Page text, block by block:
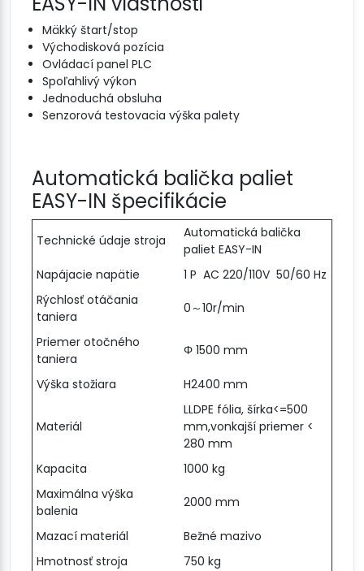
Mäkký štart/stop
Východisková pozícia
Ovládací panel PLC
Spoľahlivý výkon
Jednoduchá obsluha
Senzorová testovacia výška palety
Automatická balička paliet
EASY-IN špecifikácie
Technické údaje stroja
Automatická balička
paliet EASY-IN
Napájacie napätie
1 P AC 220/110V 50/60 Hz
Rýchlosť otáčania
taniera
0～10r/min
Priemer otočného
taniera
Φ 1500 mm
Výška stožiara H2400 mm
Materiál
LLDPE fólia, šírka<=500
mm,vonkajší priemer <
280 mm
Kapacita
1000 kg
Maximálna výška
balenia
2000 mm
Mazací materiál
Bežné mazivo
Hmotnosť stroja
750 kg